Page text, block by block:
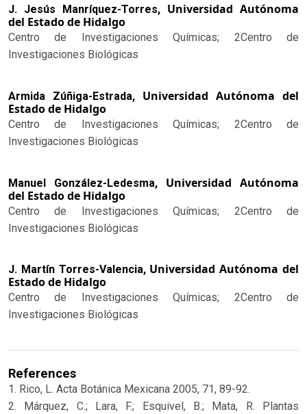
J. Jesús Manríquez-Torres, Universidad Autónoma
del Estado de Hidalgo
Centro de Investigaciones Químicas; 2Centro de
Investigaciones Biológicas
Armida Zúñiga-Estrada, Universidad Autónoma del
Estado de Hidalgo
Centro de Investigaciones Químicas; 2Centro de
Investigaciones Biológicas
Manuel González-Ledesma, Universidad Autónoma
del Estado de Hidalgo
Centro de Investigaciones Químicas; 2Centro de
Investigaciones Biológicas
J. Martín Torres-Valencia, Universidad Autónoma del
Estado de Hidalgo
Centro de Investigaciones Químicas; 2Centro de
Investigaciones Biológicas
References
1. Rico, L. Acta Botánica Mexicana 2005, 71, 89-92.
2. Márquez, C.; Lara, F.; Esquivel, B.; Mata, R. Plantas